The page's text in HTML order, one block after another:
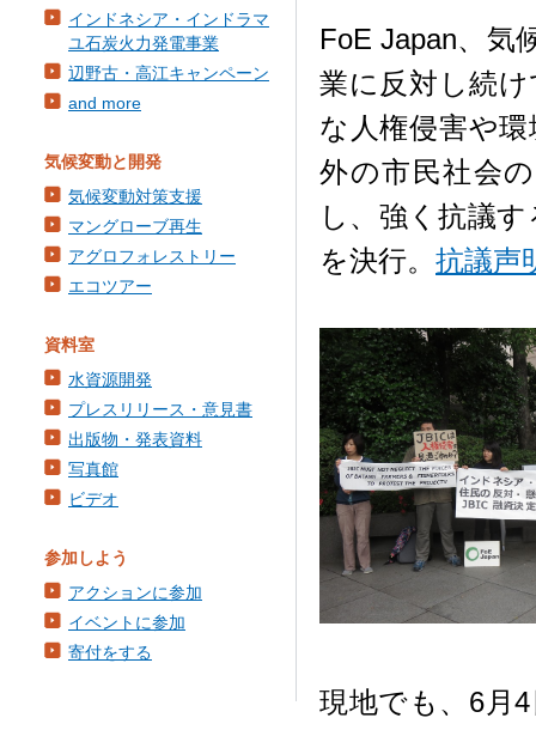
インドネシア・インドラマ
ユ石炭火力発電事業
辺野古・高江キャンペーン
and more
気候変動と開発
気候変動対策支援
マングローブ再生
アグロフォレストリー
エコツアー
資料室
水資源開発
プレスリリース・意見書
出版物・発表資料
写真館
ビデオ
参加しよう
アクションに参加
イベントに参加
寄付をする
FoE Japan、気
業に反対し続
な人権侵害や
外の市民社会
し、強く抗議
を決行。 抗議声
現地でも、6月